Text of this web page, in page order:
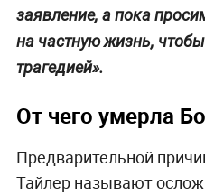
заявление, а пока
на частную жизнь,
трагедией».
От чего умерла
Предварительной
Тайлер называют